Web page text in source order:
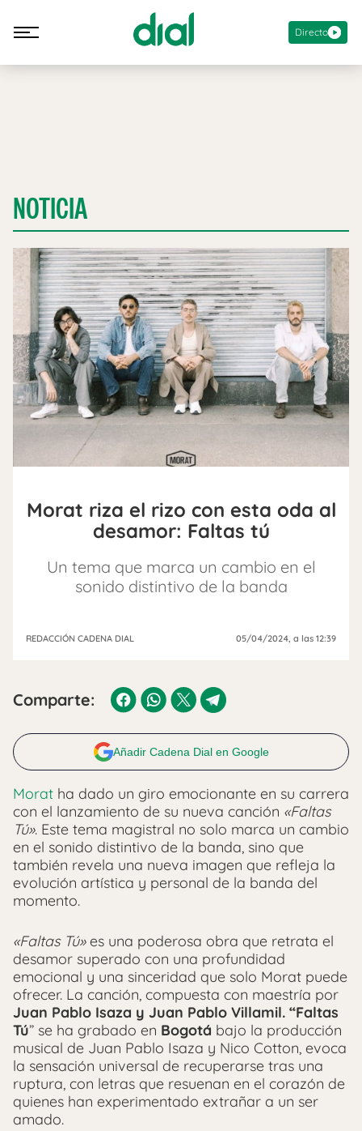
Directo
NOTICIA
Morat riza el rizo con esta oda al
desamor: Faltas tú
Un tema que marca un cambio en el
sonido distintivo de la banda
REDACCIÓN CADENA DIAL 05/04/2024 , a las 12:39
Comparte:
Añadir Cadena Dial en Google
Morat ha dado un giro emocionante en su carrera
con el lanzamiento de su nueva canción «Faltas
Tú». Este tema magistral no solo marca un cambio
en el sonido distintivo de la banda, sino que
también revela una nueva imagen que refleja la
evolución artística y personal de la banda del
momento.
«Faltas Tú»es una poderosa obra que retrata el
desamor superado con una profundidad
emocional y una sinceridad que solo Morat puede
ofrecer. La canción, compuesta con maestría por
Juan Pablo Isaza y Juan Pablo Villamil. “Faltas
Tú” se ha grabado en Bogotá bajo la producción
musical de Juan Pablo Isaza y Nico Cotton, evoca
la sensación universal de recuperarse tras una
ruptura, con letras que resuenan en el corazón de
quienes han experimentado extrañar a un ser
amado.